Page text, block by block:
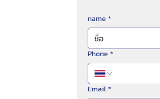
name *
Phone *
Email*